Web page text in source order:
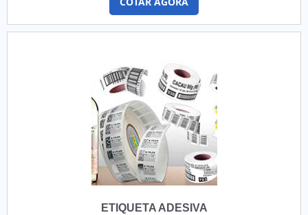
tamanho, a composição e, por vezes, código de barras. E
para deixar as etiquetas presas, usa-se o pino tag preço
que está de acordo com suas qualidades, que consiste em
etiquetas e o produto.INFORMAÇÕES IMPORTANTES SOBRE
O PRODUTOO pino tag diferenciado é fácil de operar, sem
necessidade de treinamento prévio dos usuários. De forma
intuitiva, aplica-se o item nas etiquetas e produtos de
maneira eficiente e prática. Além disso, o método do pino
tag equivalente aos benefícios é ágil, de modo que o
estabelecimento não gasta muito tempo para fixar as
etiquetas.Isso porque ao adquirir o pino tag econômico em
locais renomados, o cliente tem em mãos um produto com
Entre outras vantagens, de comprar o pino tag compatível
ETIQUETA ADESIVA